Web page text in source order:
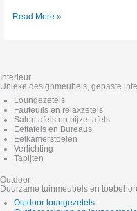
Read More »
Interieur
Unieke designmeubels, gepaste
Loungezetels
Fauteuils en relaxzetels
Salontafels en bijzettafels
Eettafels en Bureaus
Eetkamerstoelen
Verlichting
Tapijten
Outdoor
Duurzame tuinmeubels en
Outdoor loungezetels